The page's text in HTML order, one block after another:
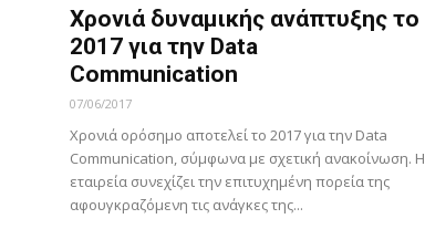
Χρονιά δυναμικής ανάπτυξης το
2017 για την Data
Communication
07/06/2017
Χρονιά ορόσημο αποτελεί το 2017 για την Data
Communication, σύμφωνα με σχετική ανακοίνωση. H
εταιρεία συνεχίζει την επιτυχημένη πορεία της
αφουγκραζόμενη τις ανάγκες της...